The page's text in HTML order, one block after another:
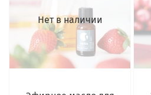
Нет в наличии